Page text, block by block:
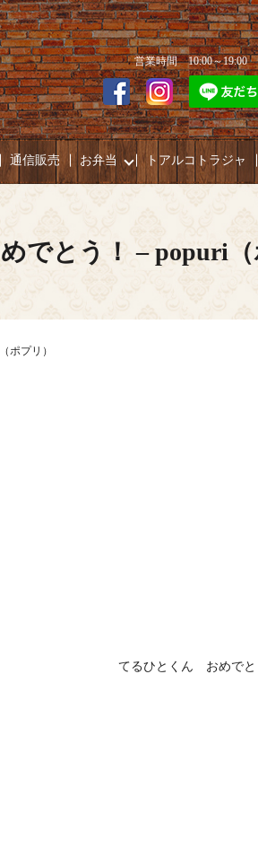
営業時間 10:00～
通信販売 お弁当 トアルコトラジャ
でとう！ – popuri（
ポプリ）
てるひとくん おめでと